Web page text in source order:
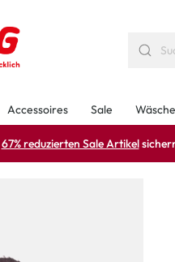
Accessoires Sale Wäsche
67% reduzierten Sale Artikel